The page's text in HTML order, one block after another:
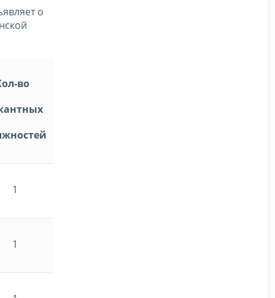
о
во
1
1